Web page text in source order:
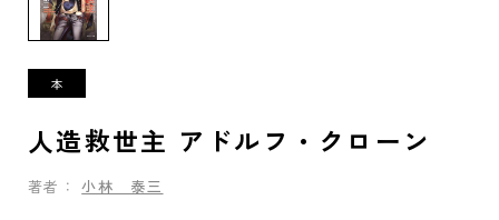
人造救世主 アドルフ・クローン
著者： 小林 泰三